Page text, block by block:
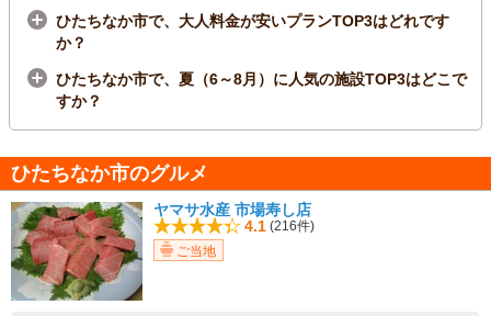
ひたちなか市で、大人料金が安いプランTOP3はどれです
か？
ひたちなか市で、夏（6～8月）に人気の施設TOP3はどこで
すか？
ひたちなか市のグルメ
ヤマサ水産 市場寿し店
4.1 (216件)
ご当地